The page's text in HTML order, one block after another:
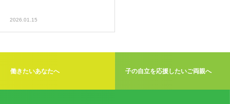
2026.01.15
働きたいあなたへ 子の自立を応援したいご両親へ